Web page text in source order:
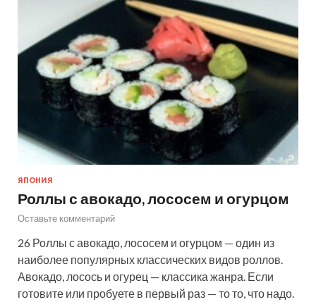
ЯПОНИЯ
Роллы с авокадо, лососем и огурцом
Оставьте комментарий
26 Роллы с авокадо, лососем и огурцом — один из
наиболее популярных классических видов роллов.
Авокадо, лосось и огурец — классика жанра. Если
готовите или пробуете в первый раз — то то, что надо.